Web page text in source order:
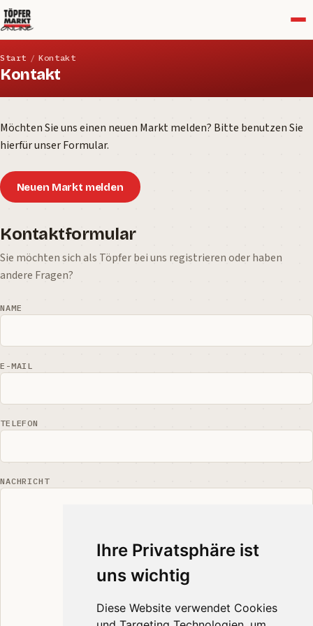
Ihre Privatsphäre ist
uns wichtig
Diese Website verwendet Cookies
Start / Kontakt
Kontakt
Möchten Sie uns einen neuen Markt melden? Bitte benutzen Sie
hierfür unser Formular.
Neuen Markt melden
Kontaktformular
Sie möchten sich als Töpfer bei uns registrieren oder haben
andere Fragen?
NAME
E-MAIL
TELEFON
NACHRICHT